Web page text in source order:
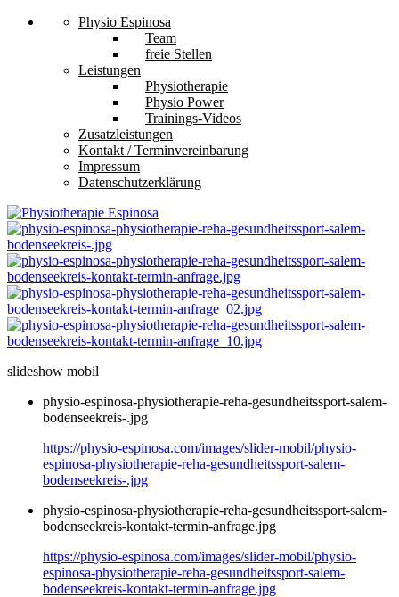
Physio Espinosa
Team
freie Stellen
Leistungen
Physiotherapie
Physio Power
Trainings-Videos
Zusatzleistungen
Kontakt / Terminvereinbarung
Impressum
Datenschutzerklärung
slideshow mobil
physio-espinosa-physiotherapie-reha-gesundheitssport-salem-
bodenseekreis-.jpg
https://physio-espinosa.com/images/slider-mobil/physio-
espinosa-physiotherapie-reha-gesundheitssport-salem-
bodenseekreis-.jpg
physio-espinosa-physiotherapie-reha-gesundheitssport-salem-
bodenseekreis-kontakt-termin-anfrage.jpg
https://physio-espinosa.com/images/slider-mobil/physio-
espinosa-physiotherapie-reha-gesundheitssport-salem-
bodenseekreis-kontakt-termin-anfrage.jpg